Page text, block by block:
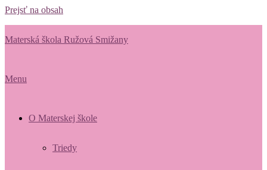
Prejsť na obsah
Materská škola Ružová Smižany
Menu
O Materskej škole
Triedy